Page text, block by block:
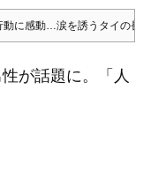
動に感動…涙を誘うタイの
が話題に。「人